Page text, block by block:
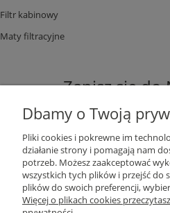
Filtr kabinowy
Maty filtracyjne
Zapisz się do
Dbamy o Twoją
Pliki cookies i pokrewne im
działanie strony i pomagają nam
potrzeb. Możesz zaakceptować
wszystkich tych plików i przejść do
plików do swoich preferencji,
Więcej o plikach cookies